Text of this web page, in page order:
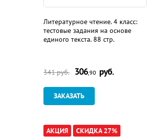
Литературное чтение. 4 класс:
тестовые задания на основе
единого текста. 88 стр.
341руб. 306,90 руб.
ЗАКАЗАТЬ
АКЦИЯ СКИДКА 27%